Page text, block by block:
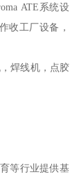
ATE系统设
收工厂设备，
焊线机，点胶
等行业提供基